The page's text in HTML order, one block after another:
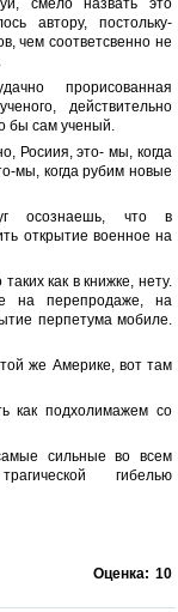
смело назвать это
автору, постольку-
чем соответсвенно не
прорисованная
действительно
бы сам ученый.
Росиия, это- мы, когда
мы, когда рубим новые
осознаешь, что в
открытие военное на
как в книжке, нету.
на перепродаже, на
перпетума мобиле.
же Америке, вот там
как подхолимажем со
сильные во всем
гибелью
Оценка: 10